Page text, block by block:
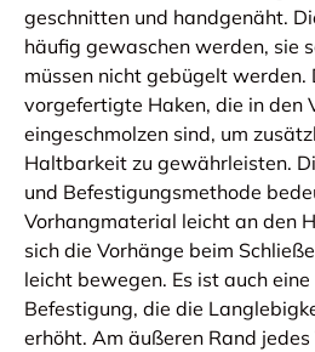
geschnitten und handgenäht.
häufig gewaschen werden, sie
müssen nicht gebügelt werden.
vorgefertigte Haken, die in den
eingeschmolzen sind, um
Haltbarkeit zu gewährleisten.
und Befestigungsmethode
Vorhangmaterial leicht an den
sich die Vorhänge beim
leicht bewegen. Es ist auch
Befestigung, die die
erhöht. Am äußeren Rand